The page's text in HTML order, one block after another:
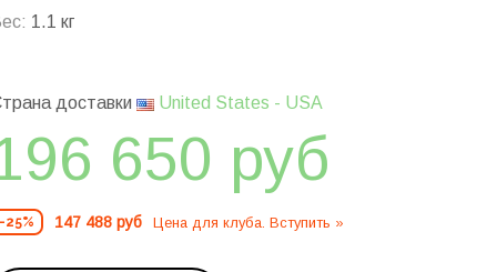
1.1 кг
доставки United States - USA
650 руб
-25% 147 488 руб Цена для клуба. Вступить »